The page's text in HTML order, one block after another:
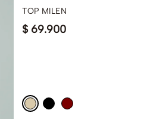
TOP MILEN
$ 69.900